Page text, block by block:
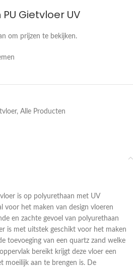
Gietvloer UV
om prijzen te bekijken.
, Alle Producten
is op polyurethaan met UV
voor het maken van design vloeren
en zachte gevoel van polyurethaan
is met uitstek geschikt voor het maken
toevoeging van een quartz zand welke
bereikt krijgt deze vloer een
moeilijk aan te brengen is. De